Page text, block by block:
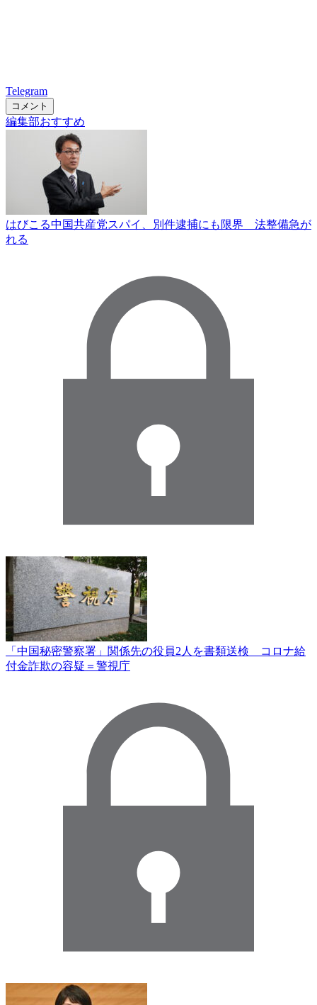
Telegram
コメント
編集部おすすめ
はびこる中国共産党スパイ、別件逮捕にも限界 法整備急が
れる
「中国秘密警察署」関係先の役員2人を書類送検 コロナ給
付金詐欺の容疑＝警視庁